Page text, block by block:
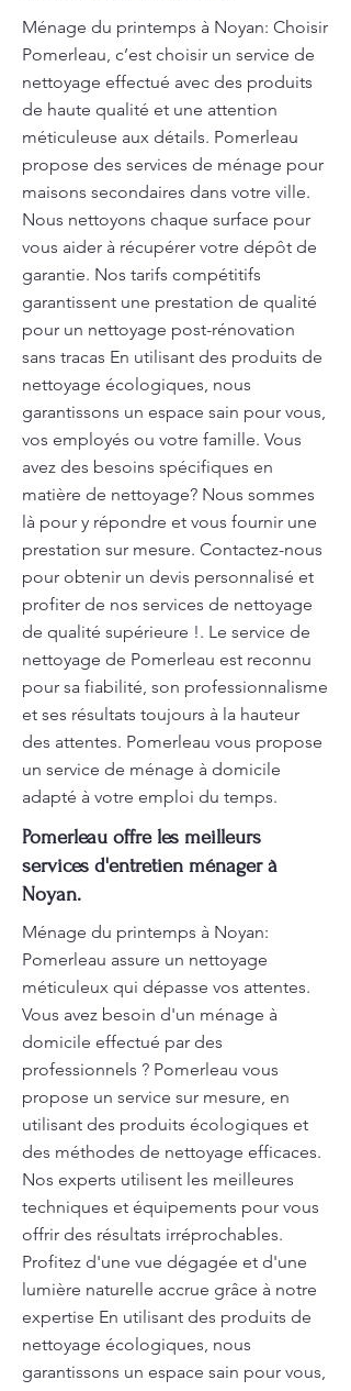
Ménage du printemps à Noyan: Choisir
Pomerleau, c’est choisir un service de
nettoyage effectué avec des produits
de haute qualité et une attention
méticuleuse aux détails. Pomerleau
propose des services de ménage pour
maisons secondaires dans votre ville.
Nous nettoyons chaque surface pour
vous aider à récupérer votre dépôt de
garantie. Nos tarifs compétitifs
garantissent une prestation de qualité
pour un nettoyage post-rénovation
sans tracas En utilisant des produits de
nettoyage écologiques, nous
garantissons un espace sain pour vous,
vos employés ou votre famille. Vous
avez des besoins spécifiques en
matière de nettoyage? Nous sommes
là pour y répondre et vous fournir une
prestation sur mesure. Contactez-nous
pour obtenir un devis personnalisé et
profiter de nos services de nettoyage
de qualité supérieure !. Le service de
nettoyage de Pomerleau est reconnu
pour sa fiabilité, son professionnalisme
et ses résultats toujours à la hauteur
des attentes. Pomerleau vous propose
un service de ménage à domicile
adapté à votre emploi du temps.
Pomerleau offre les meilleurs
services d'entretien ménager à
Noyan.
Ménage du printemps à Noyan:
Pomerleau assure un nettoyage
méticuleux qui dépasse vos attentes.
Vous avez besoin d'un ménage à
domicile effectué par des
professionnels ? Pomerleau vous
propose un service sur mesure, en
utilisant des produits écologiques et
des méthodes de nettoyage efficaces.
Nos experts utilisent les meilleures
techniques et équipements pour vous
offrir des résultats irréprochables.
Profitez d'une vue dégagée et d'une
lumière naturelle accrue grâce à notre
expertise En utilisant des produits de
nettoyage écologiques, nous
garantissons un espace sain pour vous,